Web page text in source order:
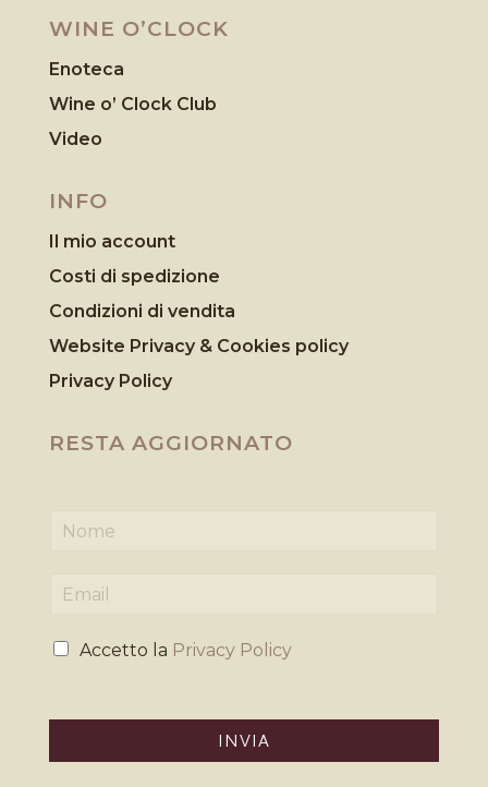
WINE O’CLOCK
Enoteca
Wine o’ Clock Club
Video
INFO
Il mio account
Costi di spedizione
Condizioni di vendita
Website Privacy & Cookies policy
Privacy Policy
RESTA AGGIORNATO
m
iP
Accetto la Privacy Policy
INVIA